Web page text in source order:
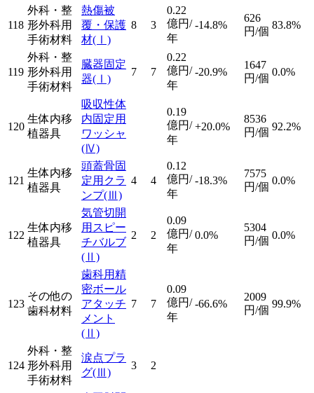
118
外科・整
形外科用
手術材料
熱傷被
覆・保護
材(Ⅰ)
8 3
0.22
億円/
年
-14.8%
626
円/個
83.8%
119
外科・整
形外科用
手術材料
臓器固定
器(Ⅰ)
7 7
0.22
億円/
年
-20.9%
1647
円/個
0.0%
120
生体内移
植器具
吸収性体
内固定用
ワッシャ
(Ⅳ)
0.19
億円/
年
+20.0%
8536
円/個 92.2%
121
生体内移
植器具
頭蓋骨固
定用クラ
ンプ(Ⅲ)
4 4
0.12
億円/
年
-18.3%
7575
円/個
0.0%
122
生体内移
植器具
気管切開
用スピー
チバルブ
(Ⅱ)
2 2
0.09
億円/
年
0.0%
5304
円/個 0.0%
123
その他の
歯科材料
歯科用精
密ボール
アタッチ
メント
(Ⅱ)
7 7
0.09
億円/
年
-66.6%
2009
円/個
99.9%
124
外科・整
形外科用
手術材料
涙点プラ
グ(Ⅲ)
3 2